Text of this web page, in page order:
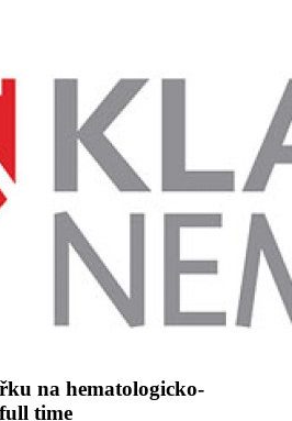
na hematologicko-
time